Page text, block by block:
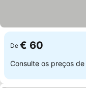
De € 60
Consulte os preços de